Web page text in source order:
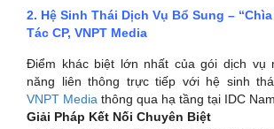
2. Hệ Sinh Thái Dịch Vụ Bổ Sung –
Tác CP, VNPT Media
Điểm khác biệt lớn nhất của gói dịch vụ
năng liên thông trực tiếp với hệ sinh
VNPT Media thông qua hạ tầng tại IDC
Giải Pháp Kết Nối Chuyên Biệt